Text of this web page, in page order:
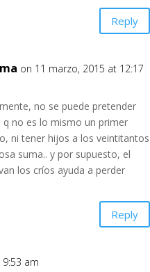
Reply
on 11 marzo, 2015 at 12:17
no se puede pretender
no es lo mismo un primer
ni tener hijos a los veintitantos
suma.. y por supuesto, el
los críos ayuda a perder
Reply
am